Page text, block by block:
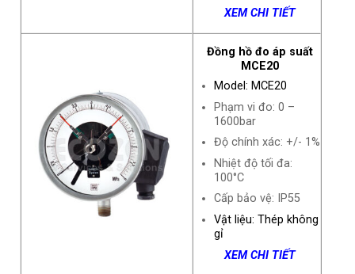
XEM CHI TIẾT
Đồng hồ đo áp suất
MCE20
Model: MCE20
Phạm vi đo: 0 –
1600bar
Độ chính xác: +/- 1%
Nhiệt độ tối đa:
100°C
Cấp bảo vệ: IP55
Vật liệu: Thép không
gỉ
XEM CHI TIẾT